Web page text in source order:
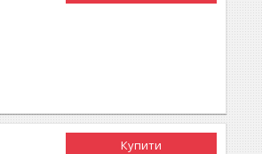
Купити